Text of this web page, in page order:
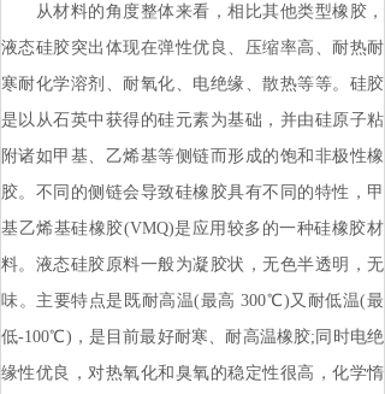
从材料的角度整体来看，相比其他类型橡胶，
液态硅胶突出体现在弹性优良、压缩率高、耐热耐
寒耐化学溶剂、耐氧化、电绝缘、散热等等。硅胶
是以从石英中获得的硅元素为基础，并由硅原子粘
附诸如甲基、乙烯基等侧链而形成的饱和非极性橡
胶。不同的侧链会导致硅橡胶具有不同的特性，甲
基乙烯基硅橡胶(VMQ)是应用较多的一种硅橡胶材
料。液态硅胶原料一般为凝胶状，无色半透明，无
味。主要特点是既耐高温(最高 300℃)又耐低温(最
低-100℃)，是目前最好耐寒、耐高温橡胶;同时电绝
缘性优良，对热氧化和臭氧的稳定性很高，化学惰